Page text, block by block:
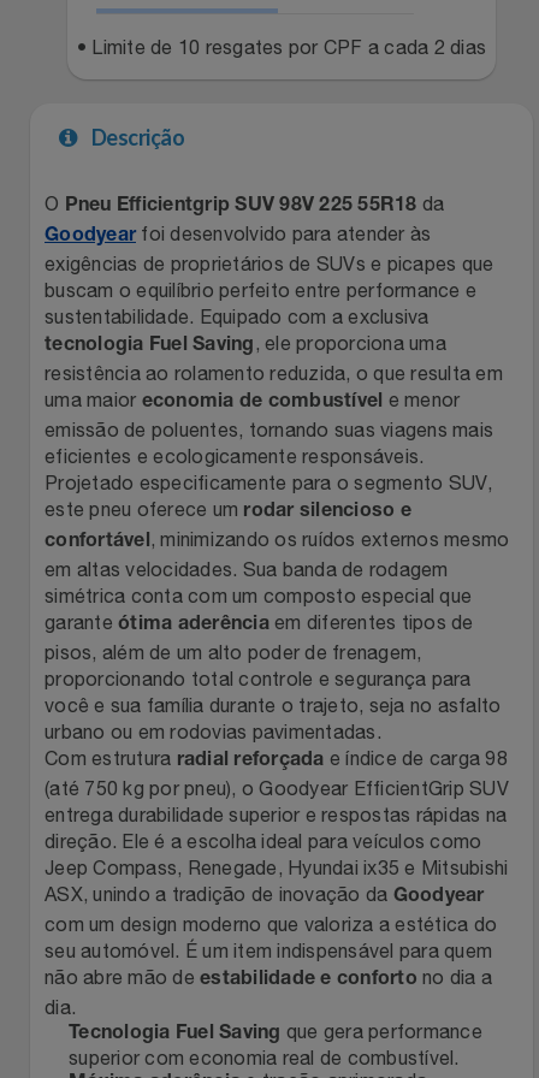
Jogos E Consoles
Livros
Malas E Mochilas
Móveis
Natal
Notebooks E Tablet
Óculos
Papelaria
Páscoa
Perfumaria
Perfumes
Magalu
Meu Resgate Favorito
Mondial
Mormaii
Multi
Natura
Netshoes
Oster
Perfumes & Cosméticos
Ponto Frio
Portal Das Malas
Porto Brasil
Renner
Safe – Escola De Aviação
Netshoes
Pontos Por Opiniões
Portal Das Malas
Renner
Sams Club
Topstore
• Limite de 10 resgates por CPF a cada 2 dias
Descrição
O Pneu Efficientgrip SUV 98V 225 55R18 da
Goodyearfoi desenvolvido para atender às
exigências de proprietários de SUVs e picapes que
buscam o equilíbrio perfeito entre performance e
sustentabilidade. Equipado com a exclusiva
tecnologia Fuel Saving
, ele proporciona uma
resistência ao rolamento reduzida, o que resulta em
uma maior economia de combustível e menor
emissão de poluentes, tornando suas viagens mais
eficientes e ecologicamente responsáveis.
Projetado especificamente para o segmento SUV,
este pneu oferece um rodar silencioso e
confortável , minimizando os ruídos externos mesmo
em altas velocidades. Sua banda de rodagem
simétrica conta com um composto especial que
garante ótima aderênciaem diferentes tipos de
pisos, além de um alto poder de frenagem,
proporcionando total controle e segurança para
você e sua família durante o trajeto, seja no asfalto
urbano ou em rodovias pavimentadas.
Com estrutura radial reforçada e índice de carga 98
(até 750 kg por pneu), o Goodyear EfficientGrip SUV
entrega durabilidade superior e respostas rápidas na
direção. Ele é a escolha ideal para veículos como
Jeep Compass, Renegade, Hyundai ix35 e Mitsubishi
ASX, unindo a tradição de inovação da Goodyear
com um design moderno que valoriza a estética do
seu automóvel. É um item indispensável para quem
não abre mão de estabilidade e conforto no dia a
dia.
Tecnologia Fuel Saving que gera performance
superior com economia real de combustível.